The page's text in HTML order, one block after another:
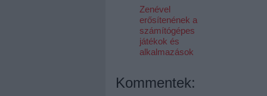
Zenével
erősítenének a
számítógépes
játékok és
alkalmazások
Kommentek: